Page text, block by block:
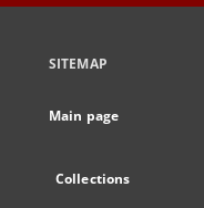
SITEMAP
Main page
Collections